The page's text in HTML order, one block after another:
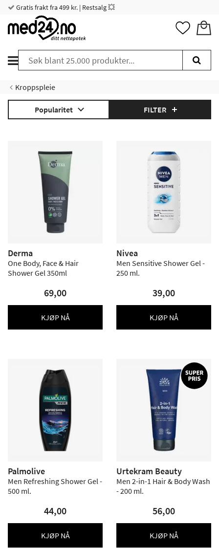
Gratis frakt fra 499 kr. | Restsalg 💥
Kroppspleie
Popularitet FILTER
Derma
One Body, Face & Hair
Shower Gel 350ml
69,00
KJØP NÅ
Nivea
Men Sensitive Shower Gel -
250 ml.
39,00
KJØP NÅ
Palmolive
Men Refreshing Shower Gel -
500 ml.
44,00
KJØP NÅ
Urtekram Beauty
Men 2-in-1 Hair & Body Wash
- 200 ml.
56,00
KJØP NÅ